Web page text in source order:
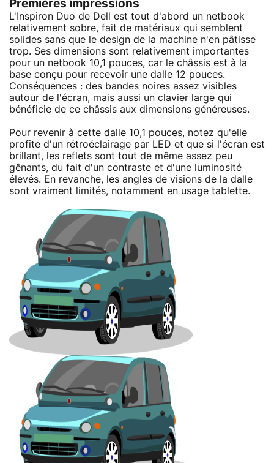
Premières impressions
L'Inspiron Duo de Dell est tout d'abord un netbook
relativement sobre, fait de matériaux qui semblent
solides sans que le design de la machine n'en pâtisse
trop. Ses dimensions sont relativement importantes
pour un netbook 10,1 pouces, car le châssis est à la
base conçu pour recevoir une dalle 12 pouces.
Conséquences : des bandes noires assez visibles
autour de l'écran, mais aussi un clavier large qui
bénéficie de ce châssis aux dimensions généreuses.
Pour revenir à cette dalle 10,1 pouces, notez qu'elle
profite d'un rétroéclairage par LED et que si l'écran est
brillant, les reflets sont tout de même assez peu
gênants, du fait d'un contraste et d'une luminosité
élevés. En revanche, les angles de visions de la dalle
sont vraiment limités, notamment en usage tablette.